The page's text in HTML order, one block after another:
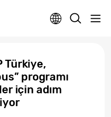
Türkiye,
programı
için adım